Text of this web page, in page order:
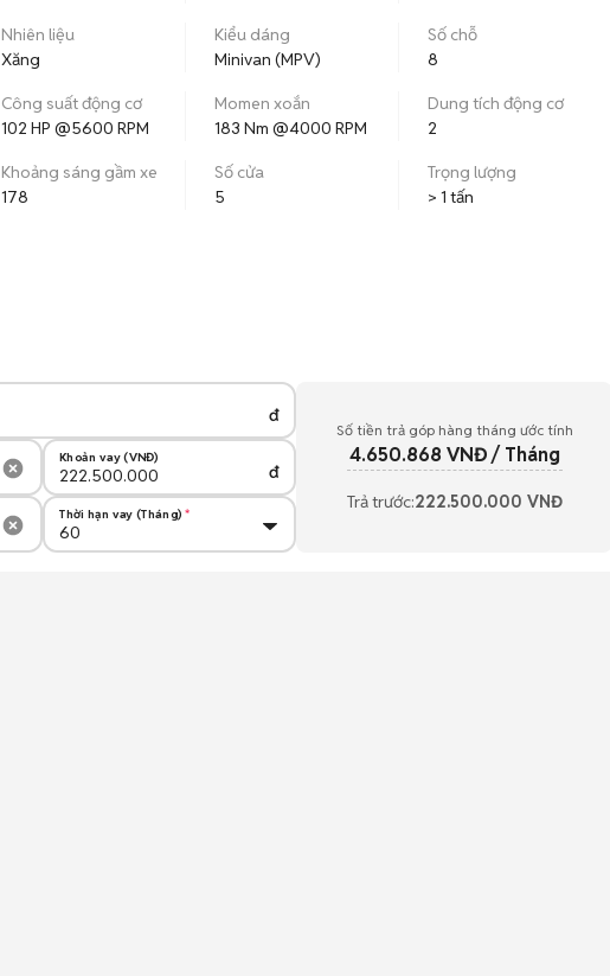
Nhiên liệu
Xăng
Kiểu dáng
Minivan (MPV)
Số chỗ
8
Công suất động cơ
102 HP @5600 RPM
Momen xoắn
183 Nm @4000 RPM
Dung tích động cơ
2
Khoảng sáng gầm xe
178
Số cửa
5
Trọng lượng
> 1 tấn
đ
Khoản vay (VNĐ)
đ
Thời hạn vay (Tháng)
Số tiền trả góp hàng tháng ước tính
4.650.868 VNĐ / Tháng
Trả trước:222.500.000 VNĐ